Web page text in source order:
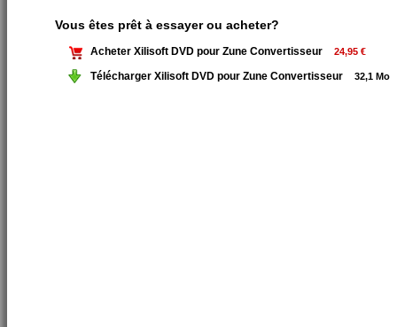
Vous êtes prêt à essayer ou acheter?
Acheter Xilisoft DVD pour Zune Convertisseur 24,95 €
Télécharger Xilisoft DVD pour Zune Convertisseur 32,1 Mo